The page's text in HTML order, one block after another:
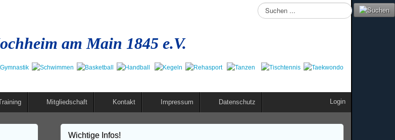
Suchen
...
am Main 1845 e.V.
Mitgliedschaft Kontakt Impressum Datenschutz Login
Wichtige Infos!